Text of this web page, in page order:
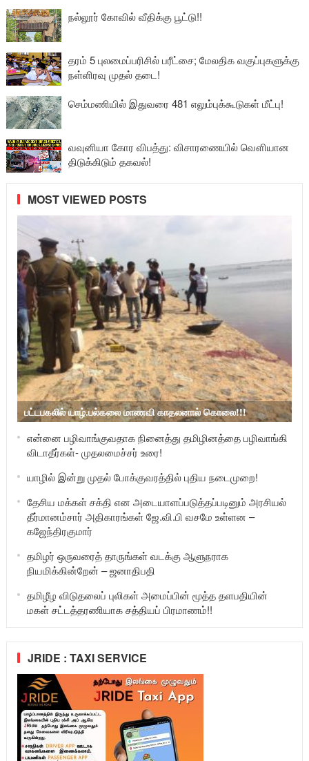
நல்லூர் கோவில் வீதிக்கு பூட்டு!!
தரம் 5 புலமைப்பரிசில் பரீட்சை; மேலதிக வகுப்புகளுக்கு
நள்ளிரவு முதல் தடை!
செம்மணியில் இதுவரை 481 எலும்புக்கூடுகள் மீட்பு!
வவுனியா கோர விபத்து: விசாரணையில் வௌியான
திடுக்கிடும் தகவல்!
MOST VIEWED POSTS
பட்டபகலில் யாழ்.பல்கலை மாணவி காதலனால் கொலை!!!
என்னை பழிவாங்குவதாக நினைத்து தமிழினத்தை பழிவாங்கி
விடாதீர்கள்- முதலமைச்சர் உரை!
யாழில் இன்று முதல் போக்குவரத்தில் புதிய நடைமுறை!
தேசிய மக்கள் சக்தி என அடையாளப்படுத்தப்படினும் அரசியல்
தீர்மானம்சார் அதிகாரங்கள் ஜே.வி.பி வசமே உள்ளன –
கஜேந்திரகுமார்
தமிழர் ஒருவரைத் தாருங்கள் வடக்கு ஆளுநராக
நியமிக்கின்றேன் – ஜனாதிபதி
தமிழீழ விடுதலைப் புலிகள் அமைப்பின் மூத்த தளபதியின்
மகள் சட்டத்தரணியாக சத்தியப் பிரமாணம்!!
JRIDE : TAXI SERVICE